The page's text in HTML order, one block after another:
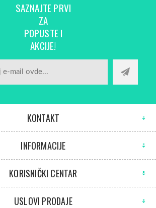
SAZNAJTE PRVI
ZA
POPUSTE I
AKCIJE!
KONTAKT
INFORMACIJE
KORISNIČKI CENTAR
USLOVI PRODAJE